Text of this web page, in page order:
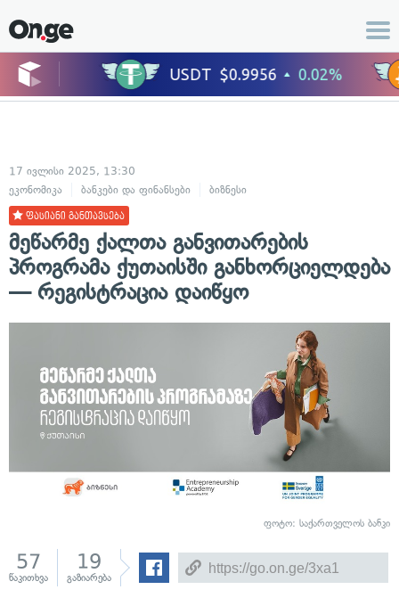
17 ივლისი 2025, 13:30
ეკონომიკა
ბანკები და ფინანსები ბიზნესი
ფასიანი განთავსება
მეწარმე ქალთა განვითარების
პროგრამა ქუთაისში განხორციელდება
— რეგისტრაცია დაიწყო
ფოტო: საქართველოს ბანკი
57
წაკითხვა
19
გაზიარება